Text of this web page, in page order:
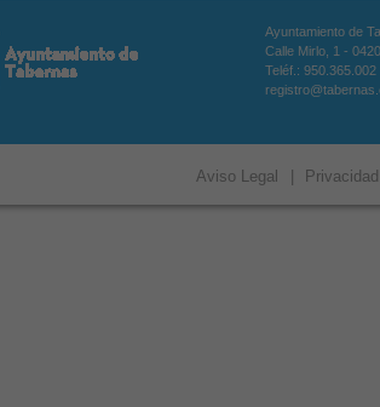
Ayuntamiento de
Calle Mirlo, 1 -
Teléf.:
Aviso Legal Privacidad